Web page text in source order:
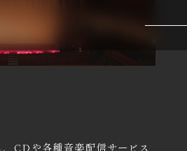
CDや各種音楽配信サービス